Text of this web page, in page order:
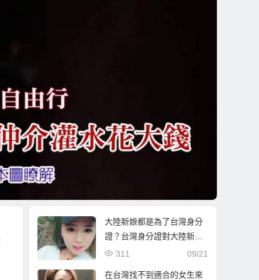
大陸新娘都是為了台灣身分
證？台灣身分證對大陸新娘
有何吸引力？完全解秘說09/21
311
在台灣找不到適合的女生來